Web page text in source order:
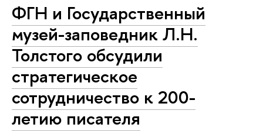
ФГН и Государственный
музей-заповедник Л.Н.
Толстого обсудили
стратегическое
сотрудничество к 200-
летию писателя